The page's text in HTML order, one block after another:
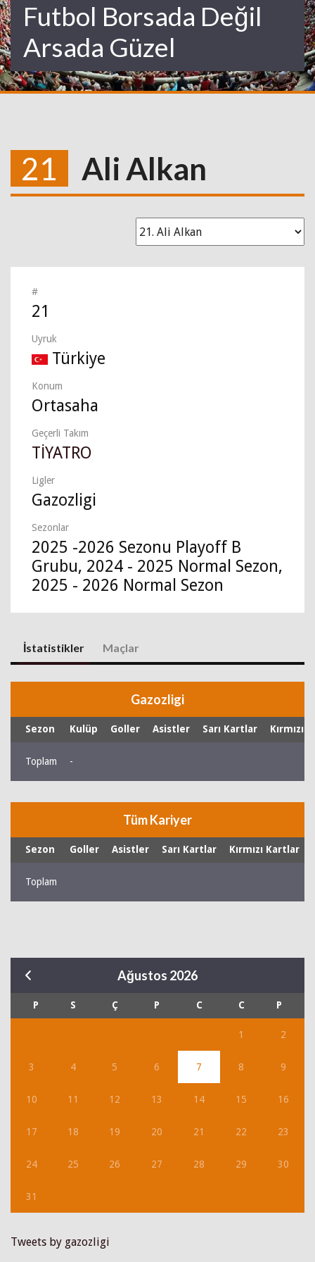
Futbol Borsada Değil
Arsada Güzel
21 Ali Alkan
#
21
Uyruk
Türkiye
Konum
Ortasaha
Geçerli Takım
TİYATRO
Ligler
Gazozligi
Sezonlar
2025 -2026 Sezonu Playoff B
Grubu, 2024 - 2025 Normal Sezon,
2025 - 2026 Normal Sezon
İstatistikler Maçlar
Gazozligi
Sezon Kulüp Goller Asistler Sarı Kartlar Kırmızı
Toplam -
Tüm Kariyer
Sezon Goller Asistler Sarı Kartlar Kırmızı Kartlar
Toplam
Ağustos 2026
P S Ç P C C P
1 2
3 4 5 6 7 8 9
10 11 12 13 14 15 16
17 18 19 20 21 22 23
24 25 26 27 28 29 30
31
Tweets by gazozligi